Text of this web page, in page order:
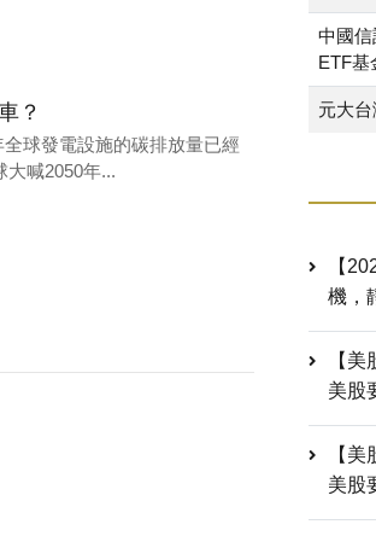
？
球發電設施的碳排放量已經
大喊2050年...
中國
ETF基
元大
【
機，
【
美股
【
美股